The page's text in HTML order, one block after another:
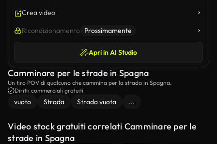
Crea video
Ricondizionamento Prossimamente
Apri in AI Studio
Camminare per le strade in Spagna
Un tiro POV di qualcuno che cammina per la strada in Spagna.
Diritti commerciali gratuiti
vuoto Strada Strada vuota ...
Video stock gratuiti correlati Camminare per le
strade in Spagna